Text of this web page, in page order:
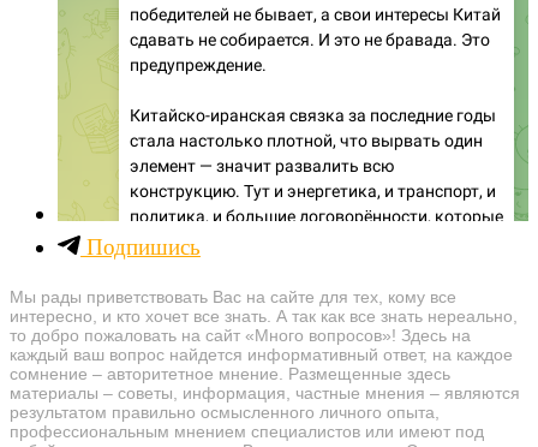
Подпишись
Мы рады приветствовать Вас на сайте для тех, кому все
интересно, и кто хочет все знать. А так как все знать нереально,
то добро пожаловать на сайт «Много вопросов»! Здесь на
каждый ваш вопрос найдется информативный ответ, на каждое
сомнение – авторитетное мнение. Размещенные здесь
материалы – советы, информация, частные мнения – являются
результатом правильно осмысленного личного опыта,
профессиональным мнением специалистов или имеют под